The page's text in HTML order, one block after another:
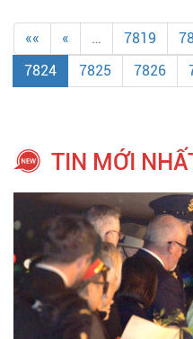
«« « … 7819
7824
7825 7826
TIN MỚI